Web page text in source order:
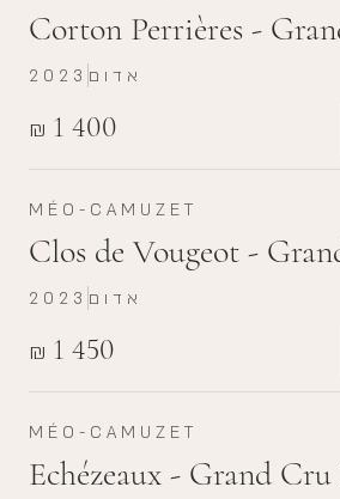
Corton Perrières -
₪ 1 400
2023 אדום
MÉO-CAMUZET
Clos de Vougeot -
₪ 1 450
2023 אדום
MÉO-CAMUZET
Echézeaux - Grand Cru